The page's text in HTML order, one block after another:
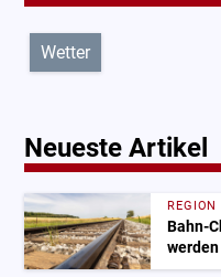
Wetter
Neueste Artikel
REGION
Bahn-